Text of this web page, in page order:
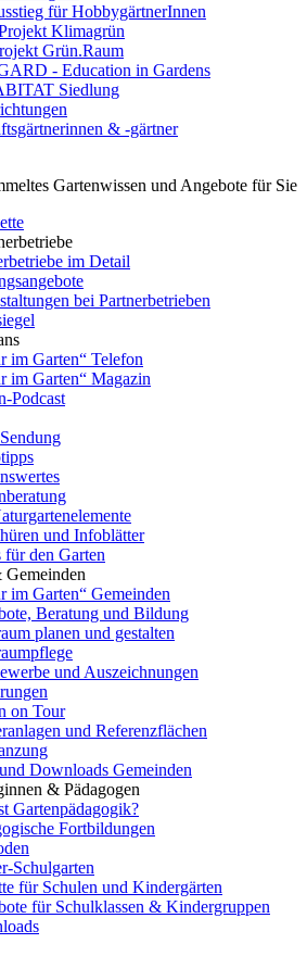
für HobbygärtnerInnen
Klimagrün
Grün.Raum
- Education in Gardens
Siedlung
& -gärtner
Gartenwissen und Angebote für Sie
im Detail
bei Partnerbetrieben
im Garten“ Telefon
im Garten“ Magazin
Podcast
und Infoblätter
für den Garten
im Garten“ Gemeinden
Beratung und Bildung
planen und gestalten
und Auszeichnungen
on Tour
und Referenzflächen
Downloads Gemeinden
& Pädagogen
Gartenpädagogik?
Fortbildungen
Schulgarten
für Schulen und Kindergärten
für Schulklassen & Kindergruppen